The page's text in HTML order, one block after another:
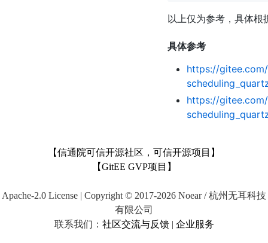
以上仅为参考，具体根
具体参考
https://
https://
【信通院可信开源社区，可信开源项目】
【GitEE GVP项目】
Apache-2.0 License | Copyright © 2017-2026 Noear / 杭州无耳科技
有限公司
联系我们： 社区交流与反馈| 企业服务